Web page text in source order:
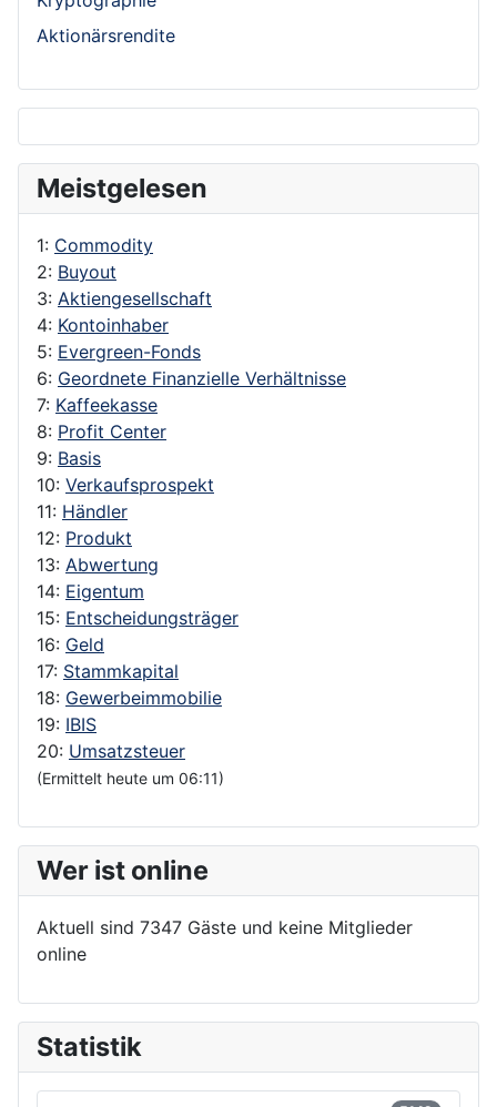
Aktionärsrendite
Meistgelesen
1: Commodity
2: Buyout
3: Aktiengesellschaft
4: Kontoinhaber
5: Evergreen-Fonds
6: Geordnete Finanzielle Verhältnisse
7: Kaffeekasse
8: Profit Center
9: Basis
10: Verkaufsprospekt
11: Händler
12: Produkt
13: Abwertung
14: Eigentum
15: Entscheidungsträger
16: Geld
17: Stammkapital
18: Gewerbeimmobilie
19: IBIS
20: Umsatzsteuer
(Ermittelt heute um 06:11)
Wer ist online
Aktuell sind 7347 Gäste und keine Mitglieder
online
Statistik